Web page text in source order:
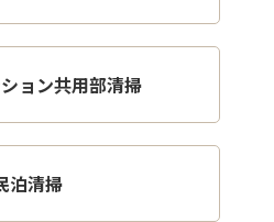
ョン共用部清掃
泊清掃